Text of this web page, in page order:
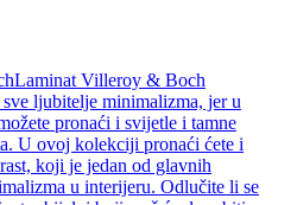
Laminat Villeroy & Boch
ljubitelje minimalizma, jer u
pronaći i svijetle i tamne
U ovoj kolekciji pronaći ćete i
koji je jedan od glavnih
u interijeru. Odlučite li se